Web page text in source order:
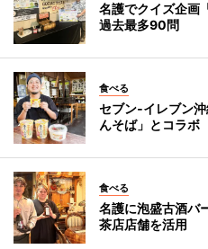
名護でクイズ企画
過去最多90問
食べる
セブン‐イレブン
んそば」とコラボ
食べる
名護に泡盛古酒バ
茶店店舗を活用